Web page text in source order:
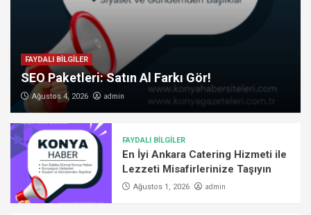
FAYDALI BİLGİLER
SEO Paketleri: Satın Al Farkı Gör!
Ağustos 4, 2026 admin
FAYDALI BİLGİLER
En İyi Ankara Catering Hizmeti ile
Lezzeti Misafirlerinize Taşıyın
Ağustos 1, 2026 admin